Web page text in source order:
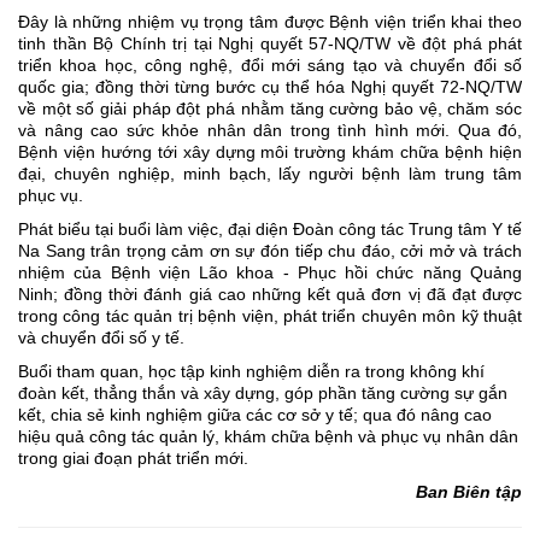
Đây là những nhiệm vụ trọng tâm được Bệnh viện triển khai theo
tinh thần Bộ Chính trị tại Nghị quyết 57-NQ/TW về đột phá phát
triển khoa học, công nghệ, đổi mới sáng tạo và chuyển đổi số
quốc gia; đồng thời từng bước cụ thể hóa Nghị quyết 72-NQ/TW
về một số giải pháp đột phá nhằm tăng cường bảo vệ, chăm sóc
và nâng cao sức khỏe nhân dân trong tình hình mới. Qua đó,
Bệnh viện hướng tới xây dựng môi trường khám chữa bệnh hiện
đại, chuyên nghiệp, minh bạch, lấy người bệnh làm trung tâm
phục vụ.
Phát biểu tại buổi làm việc, đại diện Đoàn công tác Trung tâm Y tế
Na Sang trân trọng cảm ơn sự đón tiếp chu đáo, cởi mở và trách
nhiệm của Bệnh viện Lão khoa - Phục hồi chức năng Quảng
Ninh; đồng thời đánh giá cao những kết quả đơn vị đã đạt được
trong công tác quản trị bệnh viện, phát triển chuyên môn kỹ thuật
và chuyển đổi số y tế.
Buổi tham quan, học tập kinh nghiệm diễn ra trong không khí
đoàn kết, thẳng thắn và xây dựng, góp phần tăng cường sự gắn
kết, chia sẻ kinh nghiệm giữa các cơ sở y tế; qua đó nâng cao
hiệu quả công tác quản lý, khám chữa bệnh và phục vụ nhân dân
trong giai đoạn phát triển mới.
Ban Biên tập